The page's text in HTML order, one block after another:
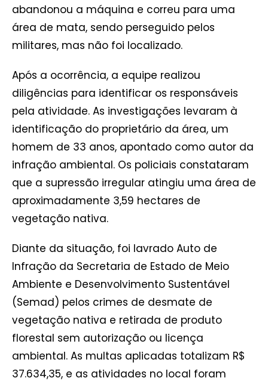
abandonou a máquina e correu para uma
área de mata, sendo perseguido pelos
militares, mas não foi localizado.
Após a ocorrência, a equipe realizou
diligências para identificar os responsáveis
pela atividade. As investigações levaram à
identificação do proprietário da área, um
homem de 33 anos, apontado como autor da
infração ambiental. Os policiais constataram
que a supressão irregular atingiu uma área de
aproximadamente 3,59 hectares de
vegetação nativa.
Diante da situação, foi lavrado Auto de
Infração da Secretaria de Estado de Meio
Ambiente e Desenvolvimento Sustentável
(Semad) pelos crimes de desmate de
vegetação nativa e retirada de produto
florestal sem autorização ou licença
ambiental. As multas aplicadas totalizam R$
37.634,35, e as atividades no local foram